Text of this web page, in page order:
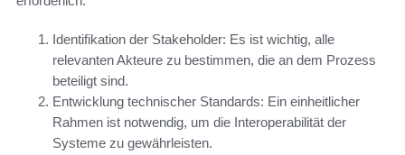
Identifikation der Stakeholder: Es ist wichtig, alle
relevanten Akteure zu bestimmen, die an dem Prozess
beteiligt sind.
Entwicklung technischer Standards: Ein einheitlicher
Rahmen ist notwendig, um die Interoperabilität der
Systeme zu gewährleisten.